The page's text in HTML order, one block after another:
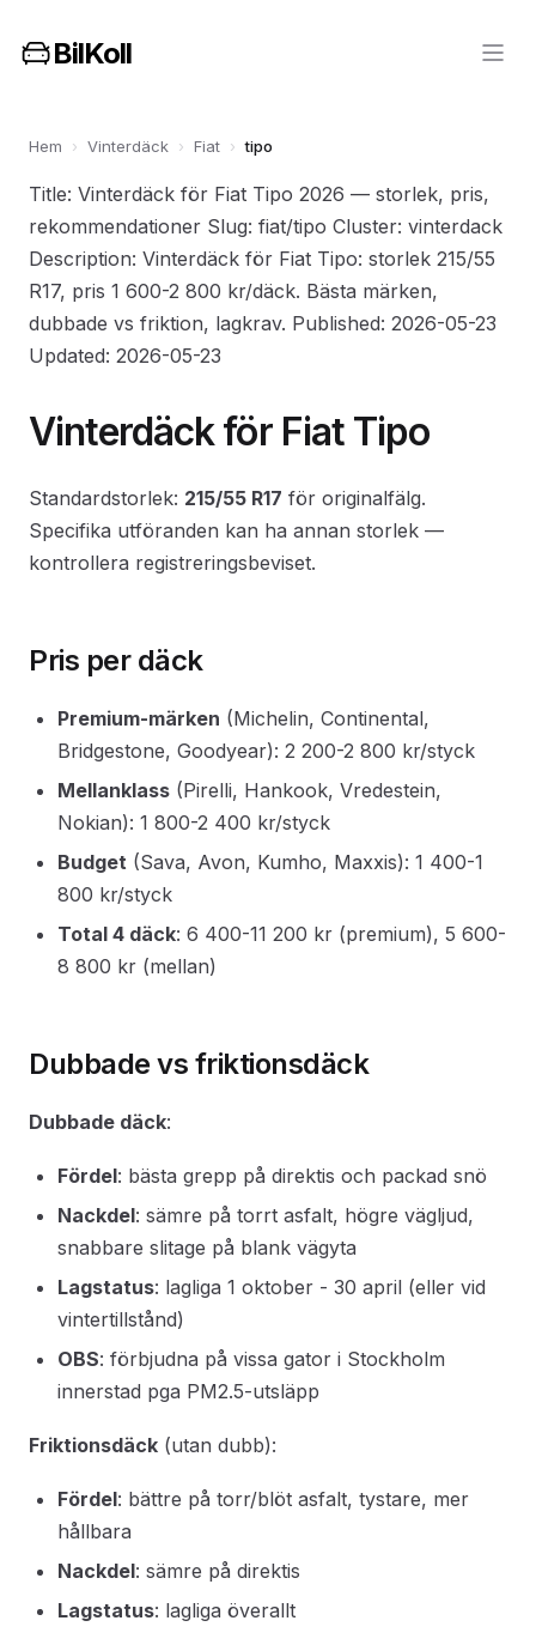
BilKoll
Hem › Vinterdäck › Fiat › tipo
Title: Vinterdäck för Fiat Tipo 2026 — storlek, pris,
rekommendationer Slug: fiat/tipo Cluster: vinterdack
Description: Vinterdäck för Fiat Tipo: storlek 215/55
R17, pris 1 600-2 800 kr/däck. Bästa märken,
dubbade vs friktion, lagkrav. Published: 2026-05-23
Updated: 2026-05-23
Vinterdäck för Fiat Tipo
Standardstorlek: 215/55 R17 för originalfälg.
Specifika utföranden kan ha annan storlek —
kontrollera registreringsbeviset.
Pris per däck
Premium-märken (Michelin, Continental,
Bridgestone, Goodyear): 2 200-2 800 kr/styck
Mellanklass (Pirelli, Hankook, Vredestein,
Nokian): 1 800-2 400 kr/styck
Budget (Sava, Avon, Kumho, Maxxis): 1 400-1
800 kr/styck
Total 4 däck: 6 400-11 200 kr (premium), 5 600-
8 800 kr (mellan)
Dubbade vs friktionsdäck
Dubbade däck:
Fördel: bästa grepp på direktis och packad snö
Nackdel: sämre på torrt asfalt, högre vägljud,
snabbare slitage på blank vägyta
Lagstatus: lagliga 1 oktober - 30 april (eller vid
vintertillstånd)
OBS: förbjudna på vissa gator i Stockholm
innerstad pga PM2.5-utsläpp
Friktionsdäck (utan dubb):
Fördel: bättre på torr/blöt asfalt, tystare, mer
hållbara
Nackdel: sämre på direktis
Lagstatus: lagliga överallt